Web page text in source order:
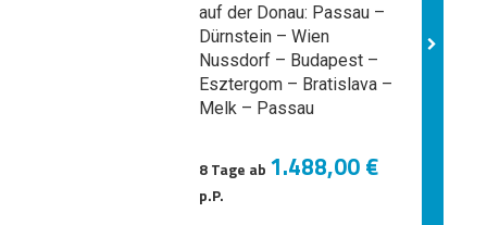
auf der Donau: Passau –
Dürnstein – Wien
Nussdorf – Budapest –
Esztergom – Bratislava –
Melk – Passau
8 Tage ab 1.488,00 €
p.P.